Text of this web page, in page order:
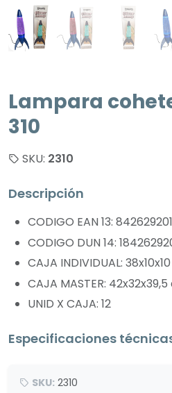
Lampara
310
SKU: 2310
Descripción
CODIGO EAN 13:
CODIGO DUN 14:
CAJA INDIVIDUAL:
CAJA MASTER:
UNID X CAJA: 12
Especificaciones
SKU: 2310